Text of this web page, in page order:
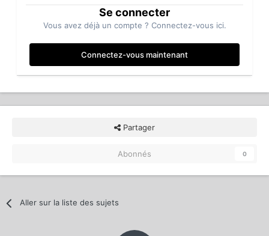
Se connecter
Vous avez déjà un compte ? Connectez-vous ici.
Connectez-vous maintenant
Partager
Abonnés 0
Aller sur la liste des sujets